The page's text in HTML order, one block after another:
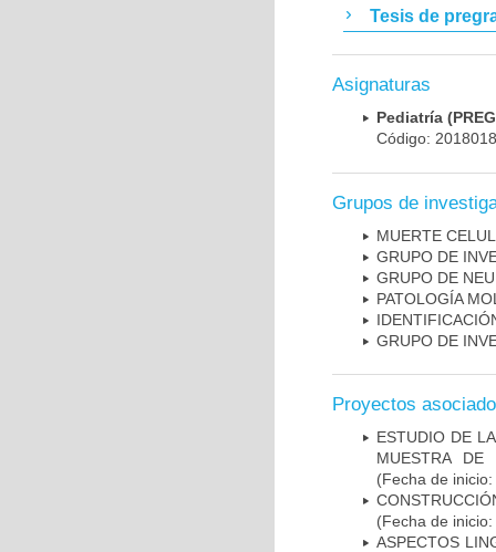
Tesis de
Asignaturas
Pediatría
Código:
Grupos de
MUERTE
GRUPO DE
GRUPO DE
PATOLOGÍA
GRUPO DE
Proyectos
ESTUDIO DE
MUESTRA DE
(Fecha de
(Fecha de
ASPECTOS